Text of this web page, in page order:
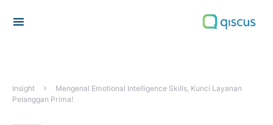
Insight
Mengenal Emotional Intelligence Skills, Kunci Layanan
Pelanggan Prima!